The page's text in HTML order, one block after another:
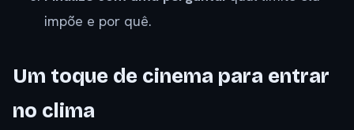
impõe e por quê.
Um toque de cinema para entrar
no clima